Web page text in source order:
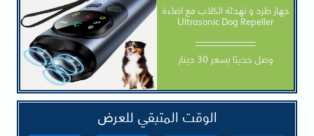
جهاز طرد و تهدئة الكلاب مع اضاءة
Ultrasonic Dog Repeller
ـــــــــــــــــــــــــــــــــــــــــــ
وصل حديثا بسعر 30 دينار
الوقت المتبقي للعرض